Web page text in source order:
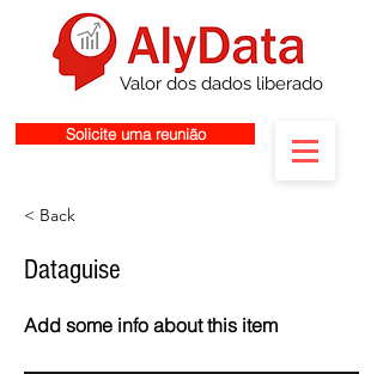
Valor dos dados liberado
Solicite uma reunião
< Back
Dataguise
Add some info about this item